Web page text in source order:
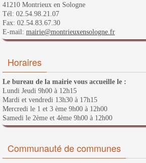
41210 Montrieux en Sologne
Tél: 02.54.98.21.07
Fax: 02.54.83.67.30
E-mail: mairie@montrieuxensologne.fr
Horaires
Le bureau de la mairie vous accueille le :
Lundi Jeudi 9h00 à 12h15
Mardi et vendredi 13h30 à 17h15
Mercredi le 1 et 3 ème 9h00 à 12h00
Samedi le 2ème et 4ème 9h00 à 12h00
Communauté de communes